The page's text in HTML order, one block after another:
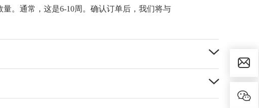
。通常，这是6-10周。确认订单后，我们将与